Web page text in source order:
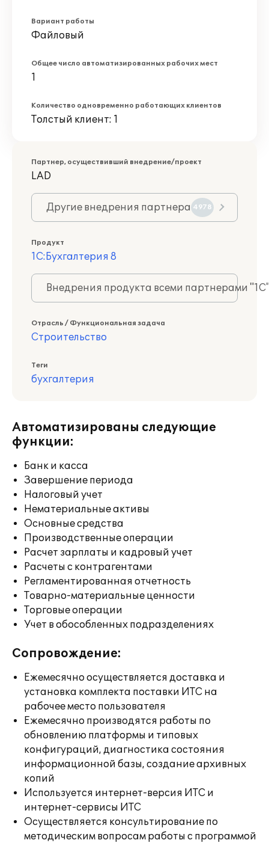
Вариант работы
Файловый
Общее число автоматизированных рабочих мест
1
Количество одновременно работающих клиентов
Толстый клиент: 1
Партнер, осуществивший внедрение/проект
LAD
Другие внедрения партнера 4978
Продукт
1С:Бухгалтерия 8
Внедрения продукта всеми партнерами
Отрасль / Функциональная задача
Строительство
Теги
бухгалтерия
Автоматизированы следующие
функции:
Банк и касса
Завершение периода
Налоговый учет
Нематериальные активы
Основные средства
Производственные операции
Расчет зарплаты и кадровый учет
Расчеты с контрагентами
Регламентированная отчетность
Товарно-материальные ценности
Торговые операции
Учет в обособленных подразделениях
Сопровождение:
Ежемесячно осуществляется доставка и
установка комплекта поставки ИТС на
рабочее место пользователя
Ежемесячно производятся работы по
обновлению платформы и типовых
конфигураций, диагностика состояния
информационной базы, создание архивных
копий
Используется интернет-версия ИТС и
интернет-сервисы ИТС
Осуществляется консультирование по
методическим вопросам работы с программой